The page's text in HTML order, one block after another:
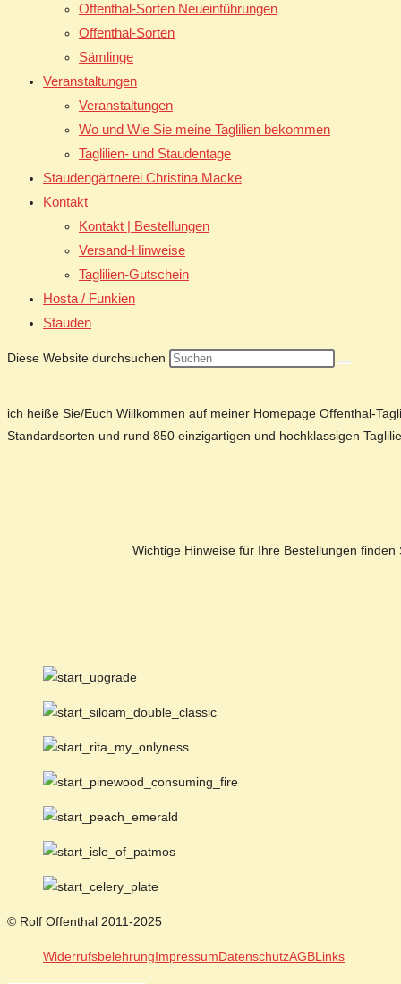
Offenthal-Sorten Neueinführungen
Offenthal-Sorten
Sämlinge
Veranstaltungen
Veranstaltungen
Wo und Wie Sie meine Taglilien bekommen
Taglilien- und Staudentage
Staudengärtnerei Christina Macke
Kontakt
Kontakt | Bestellungen
Versand-Hinweise
Taglilien-Gutschein
Hosta / Funkien
Stauden
Diese Website durchsuchen
ich heiße Sie/Euch Willkommen auf meiner Homepage Offenthal-
Standardsorten und rund 850 einzigartigen und hochklassigen
Wichtige Hinweise für Ihre Bestellungen
© Rolf Offenthal 2011-2025
WiderrufsbelehrungImpressumDatenschutzAGBLinks